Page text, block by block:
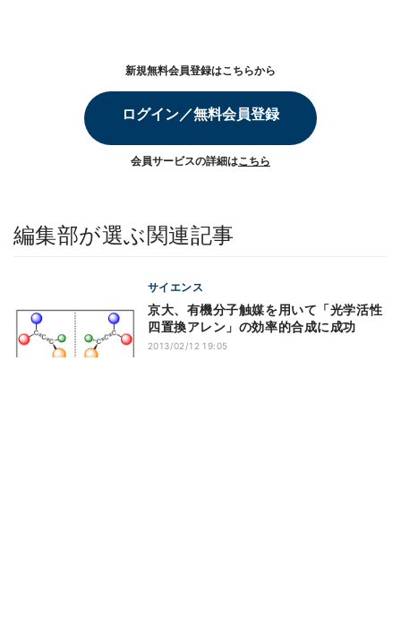
新規無料会員登録はこちらから
ログイン／無料会員登録
会員サービスの詳細はこちら
編集部が選ぶ関連記事
サイエンス
京大、有機分子触媒を用いて「光学活性
四置換アレン」の効率的合成に成功
2013/02/12 19:05